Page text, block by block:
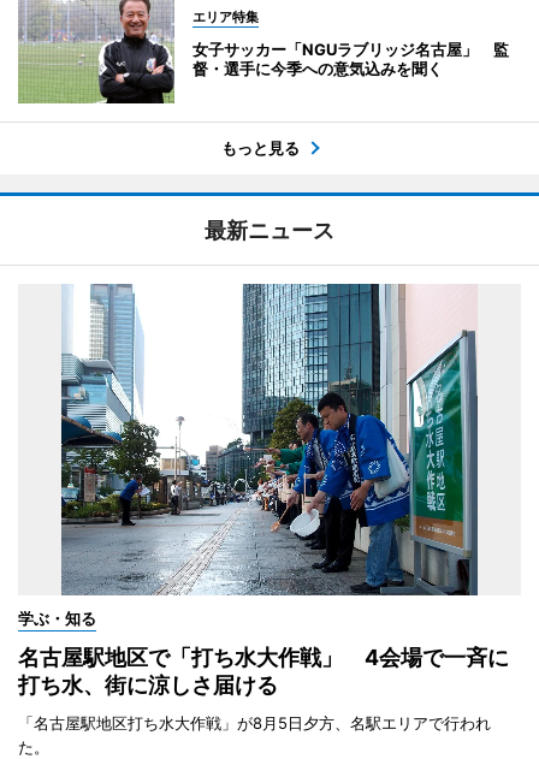
エリア特集
女子サッカー「NGUラブリッジ名古屋」 監
督・選手に今季への意気込みを聞く
もっと見る
最新ニュース
学ぶ・知る
名古屋駅地区で「打ち水大作戦」 4会場で一斉に
打ち水、街に涼しさ届ける
「名古屋駅地区打ち水大作戦」が8月5日夕方、名駅エリアで行われ
た。